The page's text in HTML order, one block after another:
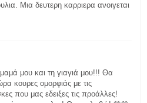
Μια δευτερη καρριερα ανοιγεται
μου και τη γιαγιά μου!!! Θα
κουρες ομορφιάς με τις
που μας εδειξες τις προάλλες!